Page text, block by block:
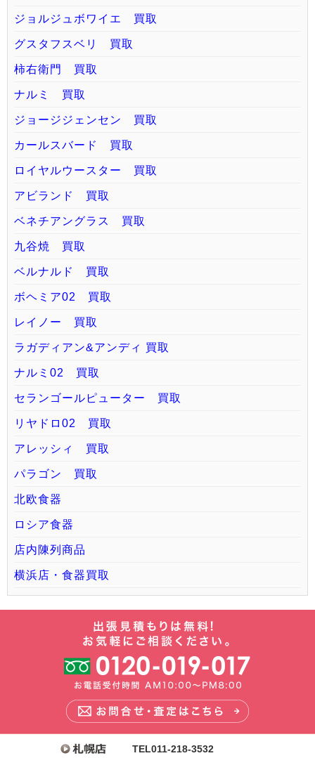
ジョルジュボワイエ 買取
グスタフスベリ 買取
柿右衛門 買取
ナルミ 買取
ジョージジェンセン 買取
カールスバード 買取
ロイヤルウースター 買取
アビランド 買取
ベネチアングラス 買取
九谷焼 買取
ベルナルド 買取
ボヘミア02 買取
レイノー 買取
ラガディアン&アンディ 買取
ナルミ02 買取
セランゴールピューター 買取
リヤドロ02 買取
アレッシィ 買取
パラゴン 買取
北欧食器
ロシア食器
店内陳列商品
横浜店・食器買取
TEL011-218-3532